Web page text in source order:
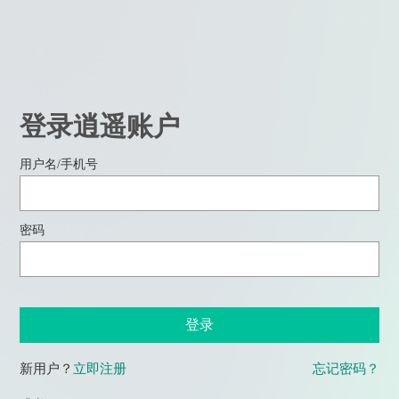
登录逍遥账户
用户名/手机号
密码
登录
新用户？ 立即注册 忘记密码？